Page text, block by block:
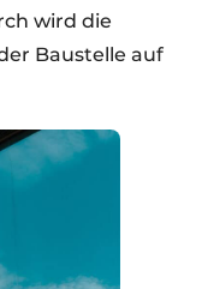
wird die
Baustelle auf